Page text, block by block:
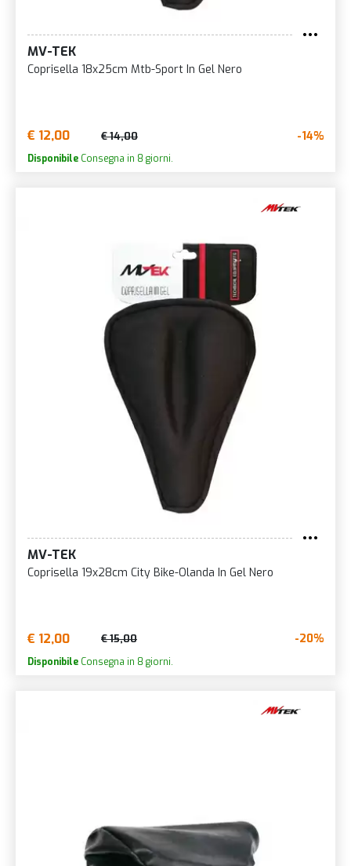
MV-TEK
Coprisella 18x25cm Mtb-Sport In Gel Nero
€ 12,00 € 14,00 -14%
Disponibile Consegna in 8 giorni.
MV-TEK
Coprisella 19x28cm City Bike-Olanda In Gel Nero
€ 12,00 € 15,00 -20%
Disponibile Consegna in 8 giorni.